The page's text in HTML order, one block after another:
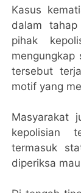
Kasus
dalam
pihak
mengungkap
tersebut
motif yang
Masyarakat
kepolisian
termasuk
diperiksa